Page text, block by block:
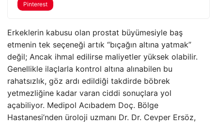
Pinterest
Erkeklerin kabusu olan prostat büyümesiyle baş
etmenin tek seçeneği artık “bıçağın altına yatmak”
değil; Ancak ihmal edilirse maliyetler yüksek olabilir.
Genellikle ilaçlarla kontrol altına alınabilen bu
rahatsızlık, göz ardı edildiği takdirde böbrek
yetmezliğine kadar varan ciddi sonuçlara yol
açabiliyor. Medipol Acıbadem Doç. Bölge
Hastanesi’nden üroloji uzmanı Dr. Dr. Cevper Ersöz,